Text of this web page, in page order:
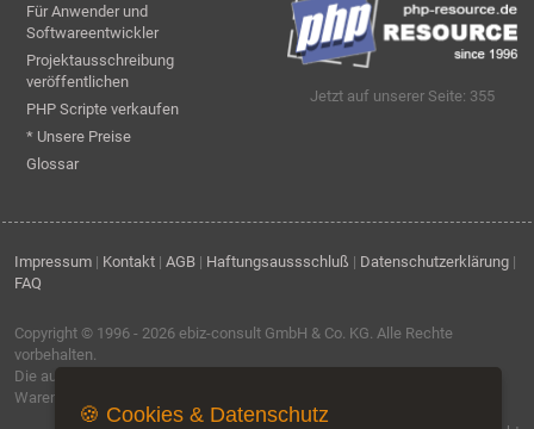
Für Anwender und
Softwareentwickler
Projektausschreibung
veröffentlichen
PHP Scripte verkaufen
* Unsere Preise
Glossar
Jetzt auf unserer Seite: 355
Impressum | Kontakt | AGB | Haftungsaussschluß | Datenschutzerklärung |
FAQ
Copyright © 1996 - 2026 ebiz-consult GmbH & Co. KG. Alle Rechte
vorbehalten.
Die auf dieser Seite verwendeten Produktbezeichnungen, Namen und
Warenzeichen sind Eigentum der jeweiligen Firmen.
🍪 Cookies & Datenschutz